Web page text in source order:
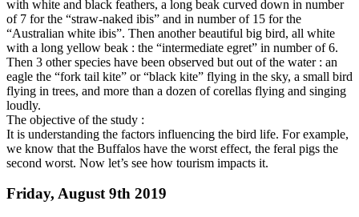
with white and black feathers, a long beak curved down in number
of 7 for the “straw-naked ibis” and in number of 15 for the
“Australian white ibis”. Then another beautiful big bird, all white
with a long yellow beak : the “intermediate egret” in number of 6.
Then 3 other species have been observed but out of the water : an
eagle the “fork tail kite” or “black kite” flying in the sky, a small bird
flying in trees, and more than a dozen of corellas flying and singing
loudly.
The objective of the study :
It is understanding the factors influencing the bird life. For example,
we know that the Buffalos have the worst effect, the feral pigs the
second worst. Now let’s see how tourism impacts it.
Friday, August 9th 2019